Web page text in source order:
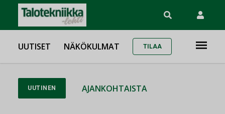
UUTISET NÄKÖKULMAT TILAA
UUTINEN AJANKOHTAISTA